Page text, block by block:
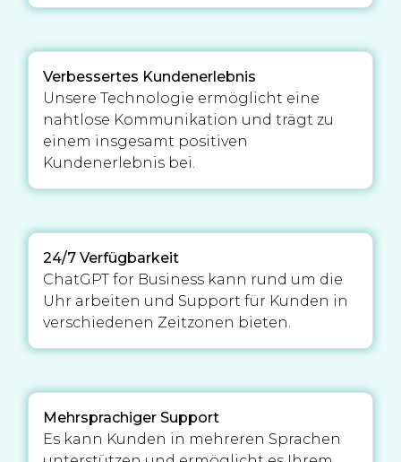
Verbessertes Kundenerlebnis
Unsere Technologie ermöglicht eine
nahtlose Kommunikation und trägt zu
einem insgesamt positiven
Kundenerlebnis bei.
24/7 Verfügbarkeit
ChatGPT for Business kann rund um die
Uhr arbeiten und Support für Kunden in
verschiedenen Zeitzonen bieten.
Mehrsprachiger Support
Es kann Kunden in mehreren Sprachen